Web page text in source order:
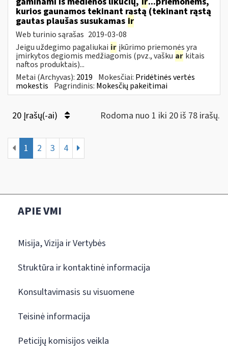
kurios gaunamos tekinant rąstą (tekinant rąstą
gautas plaušas susukamas ir
Web turinio sąrašas 2019-03-08
Jeigu uždegimo pagaliukai ir įkūrimo priemonės yra
įmirkytos degiomis medžiagomis (pvz., vašku ar kitais
naftos produktais)...
Metai (Archyvas): 2019 Mokesčiai: Pridėtinės vertės
mokestis Pagrindinis: Mokesčių pakeitimai
20 Įrašų(-ai) Rodoma nuo 1 iki 20 iš 78 irašų.
1 2 3 4
APIE VMI
Misija, Vizija ir Vertybės
Struktūra ir kontaktinė informacija
Konsultavimasis su visuomene
Teisinė informacija
Peticijų komisijos veikla